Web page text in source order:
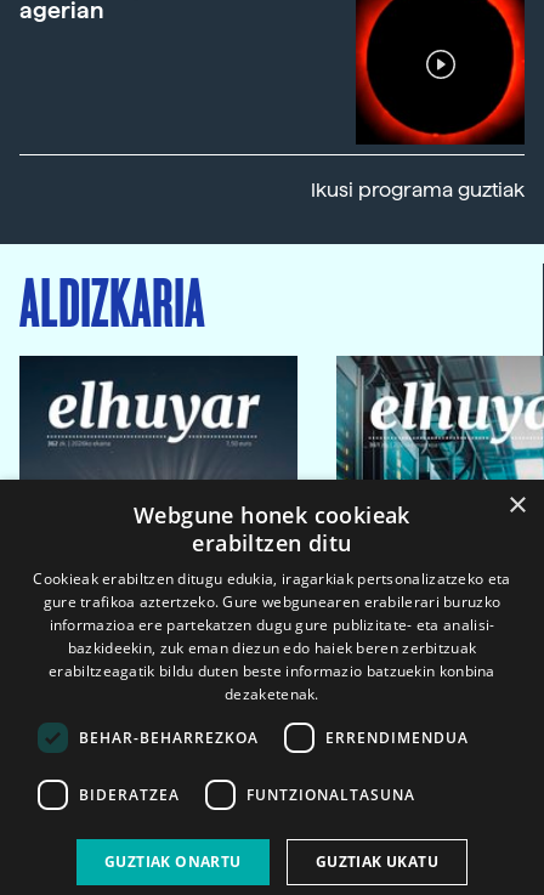
agerian
Ikusi programa guztiak
ALDIZKARIA
2026ko eka. 1a 2026ko mar. 1a
×
Webgune honek cookieak
erabiltzen ditu
Cookieak erabiltzen ditugu edukia, iragarkiak pertsonalizatzeko eta
gure trafikoa aztertzeko. Gure webgunearen erabilerari buruzko
informazioa ere partekatzen dugu gure publizitate- eta analisi-
bazkideekin, zuk eman diezun edo haiek beren zerbitzuak
erabiltzeagatik bildu duten beste informazio batzuekin konbina
dezaketenak.
BEHAR-BEHARREZKOA ERRENDIMENDUA
BIDERATZEA FUNTZIONALTASUNA
GUZTIAK ONARTU GUZTIAK UKATU